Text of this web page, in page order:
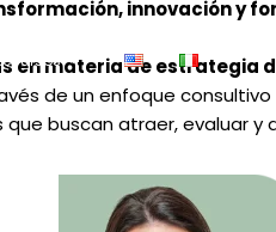
innovación y
en materia de estrategia
de un enfoque
buscan atraer, evaluar